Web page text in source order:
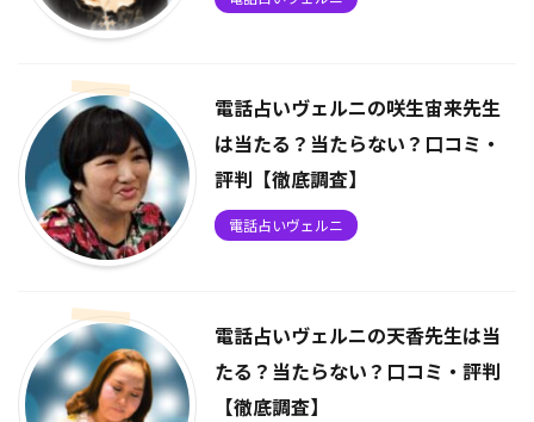
電話占いヴェルニの咲生宙来先生
は当たる？当たらない？口コミ・
評判【徹底調査】
電話占いヴェルニ
電話占いヴェルニの天香先生は当
たる？当たらない？口コミ・評判
【徹底調査】